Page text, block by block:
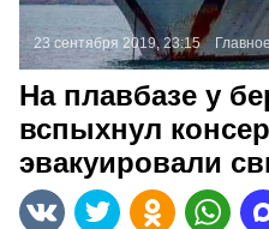
23 сентября 2019, 23:15 Главное
На плавбазе у
вспыхнул
эвакуировали